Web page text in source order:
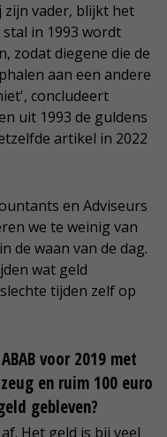
zijn vader, blijkt het
stal in 1993 wordt
zodat diegene die de
aan een andere
concludeert
uit 1993 de guldens
artikel in 2022
en Adviseurs
we te weinig van
de waan van de dag.
wat geld
tijden zelf op
voor 2019 met
en ruim 100 euro
gebleven?
Het geld is bij veel